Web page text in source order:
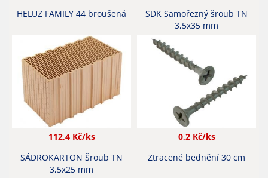
HELUZ FAMILY 44 broušená
112,4 Kč/ks
SDK Samořezný šroub TN
3,5x35 mm
0,2 Kč/ks
SÁDROKARTON Šroub TN
3,5x25 mm
Ztracené bednění 30 cm